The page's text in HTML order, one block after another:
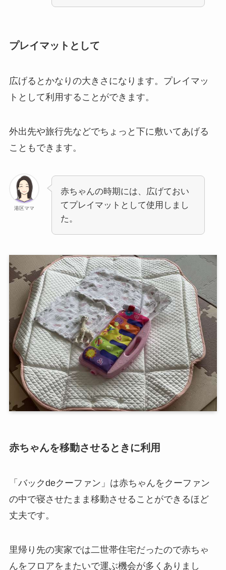
プレイマットとして
広げるとかなりの大きさになります。プレイマッ
トとして利用することができます。
外出先や旅行先などでちょっと下に敷いてあげる
こともできます。
港区ママ
赤ちゃんの時期には、広げておい
てプレイマットとして使用しまし
た。
赤ちゃんを移動させるときに利用
「バックdeクーファン」は赤ちゃんをクーファン
の中で寝させたまま移動させることができるほど
丈夫です。
里帰り先の実家では二世帯住宅だったので赤ちゃ
んをフロアをまたいで運ぶ機会が多くありまし